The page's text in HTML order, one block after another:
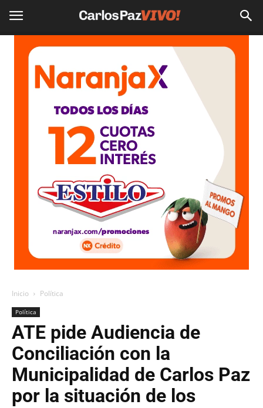
Inicio Política
Política
ATE pide Audiencia de
Conciliación con la
Municipalidad de Carlos Paz
por la situación de los